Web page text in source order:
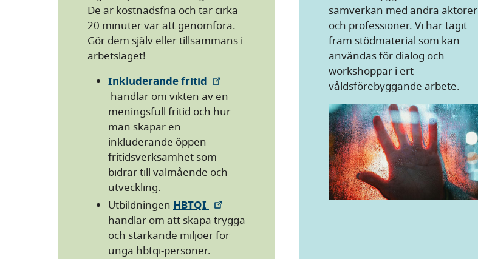
De är kostnadsfria och tar cirka
20 minuter var att genomföra.
Gör dem själv eller tillsammans i
arbetslaget!
Inkluderande fritid
handlar om vikten av en
meningsfull fritid och hur
man skapar en
inkluderande öppen
fritidsverksamhet som
bidrar till välmående och
utveckling.
Utbildningen HBTQI
handlar om att skapa trygga
och stärkande miljöer för
unga hbtqi-personer.
samverkan med andra aktörer
och professioner. Vi har tagit
fram stödmaterial som kan
användas för dialog och
workshoppar i ert
våldsförebyggande arbete.